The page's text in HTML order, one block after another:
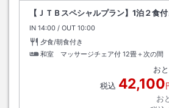
【ＪＴＢスペシャルプラン】1泊２食付
IN チェックイン
14:00 / OUT チェックアウト
10:00
夕食/朝食付き
和室 マッサージチェア付 12畳＋次の間
お
税込 42,100
お